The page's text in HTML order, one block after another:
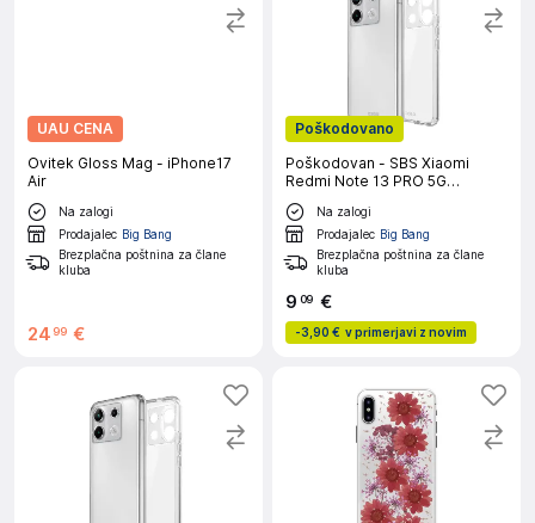
UAU CENA
Ovitek Gloss Mag - iPhone17
Air
Na zalogi
Prodajalec Big Bang
Brezplačna poštnina za člane
kluba
24 99 €
Poškodovano
Poškodovan - SBS Xiaomi
Redmi Note 13 PRO 5G
prozoren ovitek
Na zalogi
Prodajalec Big Bang
Brezplačna poštnina za člane
kluba
9 09 €
-3,90 € v primerjavi z novim